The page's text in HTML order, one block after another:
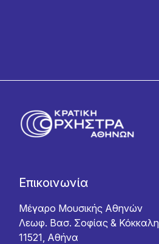
Επικοινωνία
Μέγαρο Μουσικής Αθηνών
Λεωφ. Βασ. Σοφίας & Κόκκαλη
11521, Αθήνα